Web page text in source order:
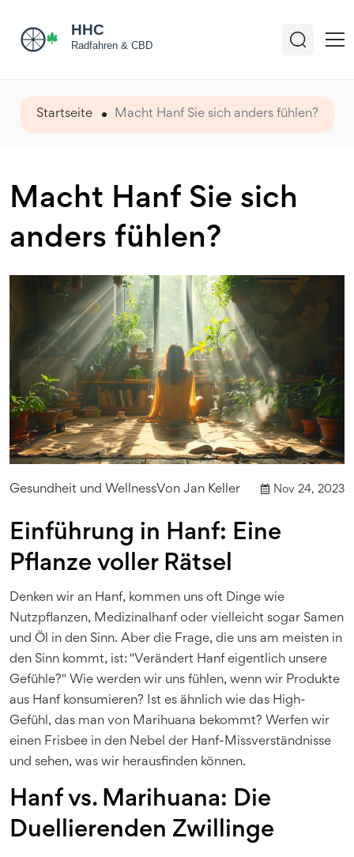
Startseite Macht Hanf Sie sich anders fühlen?
Macht Hanf Sie sich
anders fühlen?
Gesundheit und WellnessVon Jan Keller Nov 24, 2023
Einführung in Hanf: Eine
Pflanze voller Rätsel
Denken wir an Hanf, kommen uns oft Dinge wie
Nutzpflanzen, Medizinalhanf oder vielleicht sogar Samen
und Öl in den Sinn. Aber die Frage, die uns am meisten in
den Sinn kommt, ist: "Verändert Hanf eigentlich unsere
Gefühle?" Wie werden wir uns fühlen, wenn wir Produkte
aus Hanf konsumieren? Ist es ähnlich wie das High-
Gefühl, das man von Marihuana bekommt? Werfen wir
einen Frisbee in den Nebel der Hanf-Missverständnisse
und sehen, was wir herausfinden können.
Hanf vs. Marihuana: Die
Duellierenden Zwillinge